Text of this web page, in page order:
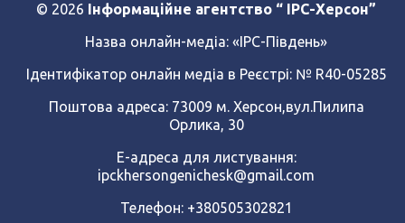
© 2026 Інформаційне агентство “ IPC-Херсон”
Назва онлайн-медіа: «ІРС-Південь»
Ідентифікатор онлайн медіа в Реєстрі: № R40-05285
Поштова адреса: 73009 м. Херсон,вул.Пилипа
Орлика, 30
Е-адреса для листування:
ipckhersongenichesk@gmail.com
Телефон: +380505302821